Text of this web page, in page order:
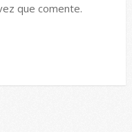
que comente.